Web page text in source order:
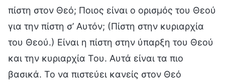
πίστη στον Θεό; Ποιος είναι ο ορισμός του Θεού
για την πίστη σ’ Αυτόν; (Πίστη στην κυριαρχία
του Θεού.) Είναι η πίστη στην ύπαρξη του Θεού
και την κυριαρχία Του. Αυτά είναι τα πιο
βασικά. Το να πιστεύει κανείς στον Θεό